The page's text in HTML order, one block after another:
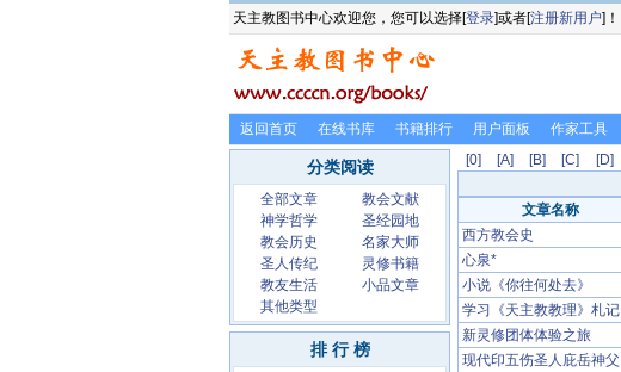
天主教图书中心欢迎您，您可以选择[登录]或者[注册新用户]！
返回首页
在线书库 书籍排行 用户面板 作家工具
分类阅读
全部文章
教会文献
神学哲学
圣经园地
教会历史
名家大师
圣人传纪
灵修书籍
教友生活
小品文章
其他类型
排 行 榜
[0] [A] [B] [C] [D]
文章名称
西方教会史
心泉*
小说《你往何处去》
学习《天主教教理》札记
新灵修团体体验之旅
现代印五伤圣人庇岳神父